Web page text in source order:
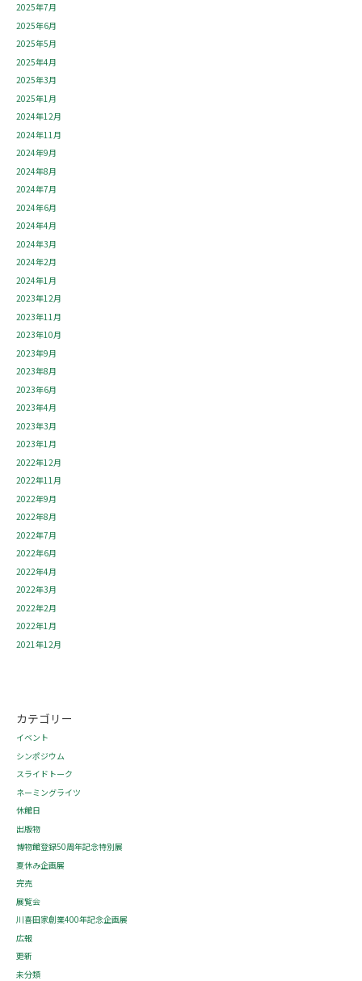
2025年7月
2025年6月
2025年5月
2025年4月
2025年3月
2025年1月
2024年12月
2024年11月
2024年9月
2024年8月
2024年7月
2024年6月
2024年4月
2024年3月
2024年2月
2024年1月
2023年12月
2023年11月
2023年10月
2023年9月
2023年8月
2023年6月
2023年4月
2023年3月
2023年1月
2022年12月
2022年11月
2022年9月
2022年8月
2022年7月
2022年6月
2022年4月
2022年3月
2022年2月
2022年1月
2021年12月
カテゴリー
イベント
シンポジウム
スライドトーク
ネーミングライツ
休館日
出版物
博物館登録50周年記念特別展
夏休み企画展
完売
展覧会
川喜田家創業400年記念企画展
広報
更新
未分類